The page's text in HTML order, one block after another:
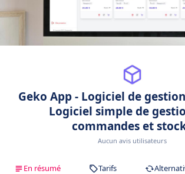
Geko App - Logiciel de
Logiciel simple de
commandes et
Aucun avis utilisateurs
En résumé Tarifs